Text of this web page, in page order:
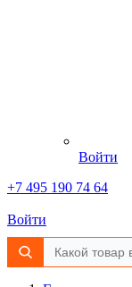
Войти
+7 495 190 74 64
Войти